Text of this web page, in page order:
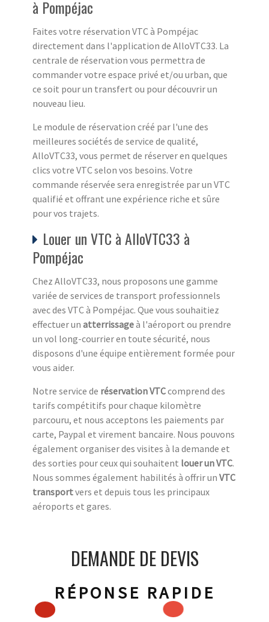
à Pompéjac
Faites votre réservation VTC à Pompéjac
directement dans l'application de AlloVTC33. La
centrale de réservation vous permettra de
commander votre espace privé et/ou urban, que
ce soit pour un transfert ou pour découvrir un
nouveau lieu.
Le module de réservation créé par l'une des
meilleures sociétés de service de qualité,
AlloVTC33, vous permet de réserver en quelques
clics votre VTC selon vos besoins. Votre
commande réservée sera enregistrée par un VTC
qualifié et offrant une expérience riche et sûre
pour vos trajets.
Louer un VTC à AlloVTC33 à
Pompéjac
Chez AlloVTC33, nous proposons une gamme
variée de services de transport professionnels
avec des VTC à Pompéjac. Que vous souhaitiez
effectuer un atterrissageà l'aéroport ou prendre
un vol long-courrier en toute sécurité, nous
disposons d'une équipe entièrement formée pour
vous aider.
Notre service de réservation VTCcomprend des
tarifs compétitifs pour chaque kilomètre
parcouru, et nous acceptons les paiements par
carte, Paypal et virement bancaire. Nous pouvons
également organiser des visites à la demande et
des sorties pour ceux qui souhaitent louer un VTC.
Nous sommes également habilités à offrir un VTC
transportvers et depuis tous les principaux
aéroports et gares.
DEMANDE DE DEVIS
RÉPONSE RAPIDE